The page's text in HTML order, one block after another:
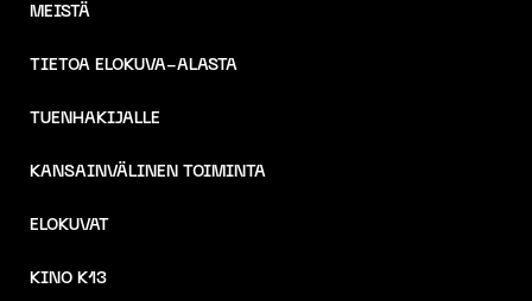
MEISTÄ
TIETOA ELOKUVA-ALASTA
TUENHAKIJALLE
KANSAINVÄLINEN TOIMINTA
ELOKUVAT
KINO K13